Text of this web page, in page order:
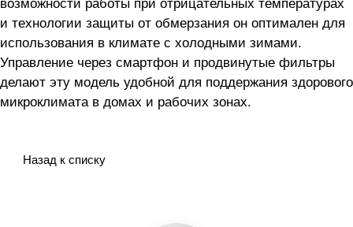
возможности работы при отрицательных температурах
и технологии защиты от обмерзания он оптимален для
использования в климате с холодными зимами.
Управление через смартфон и продвинутые фильтры
делают эту модель удобной для поддержания здорового
микроклимата в домах и рабочих зонах.
Назад к списку